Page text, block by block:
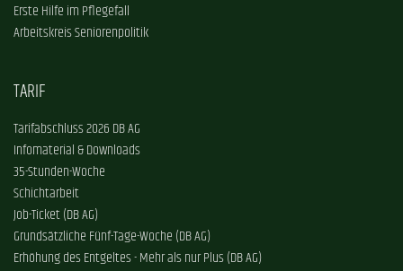
Erste Hilfe im Pflegefall
Arbeitskreis Seniorenpolitik
TARIF
Tarifabschluss 2026 DB AG
Infomaterial & Downloads
35-Stunden-Woche
Schichtarbeit
Job-Ticket (DB AG)
Grundsätzliche Fünf-Tage-Woche (DB AG)
Erhöhung des Entgeltes - Mehr als nur Plus (DB AG)